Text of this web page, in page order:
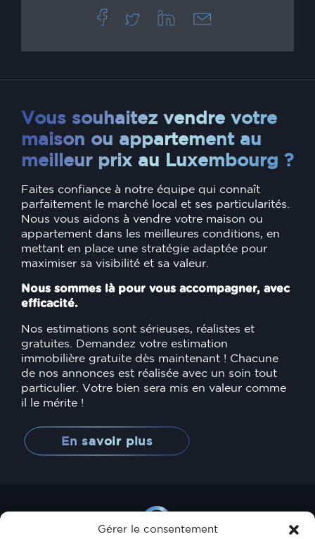
Gérer le consentement
Vous souhaitez vendre votre
maison ou appartement au
meilleur prix au Luxembourg ?
Faites confiance à notre équipe qui connaît
parfaitement le marché local et ses particularités.
Nous vous aidons à vendre votre maison ou
appartement dans les meilleures conditions, en
mettant en place une stratégie adaptée pour
maximiser sa visibilité et sa valeur.
Nous sommes là pour vous accompagner, avec
efficacité.
Nos estimations sont sérieuses, réalistes et
gratuites. Demandez votre estimation
immobilière gratuite dès maintenant ! Chacune
de nos annonces est réalisée avec un soin tout
particulier. Votre bien sera mis en valeur comme
il le mérite !
En savoir plus